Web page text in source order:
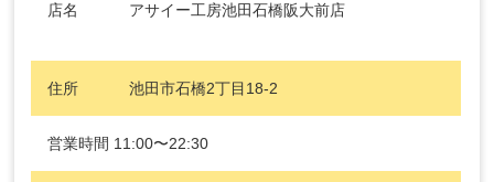
店名 アサイー工房池田石橋阪大前店
住所 池田市石橋2丁目18-2
営業時間 11:00〜22:30